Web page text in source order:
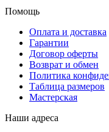
Помощь
Оплата и доставка
Гарантии
Договор оферты
Возврат и обмен
Политика
Таблица размеров
Мастерская
Наши адреса